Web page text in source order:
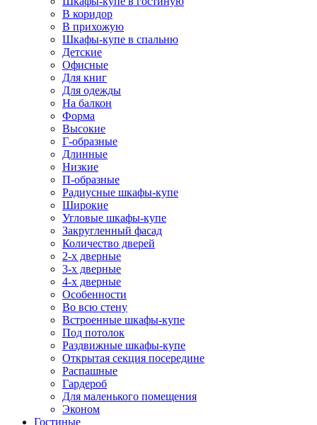
В коридор
В прихожую
Шкафы-купе в спальню
Детские
Офисные
Для книг
Для одежды
На балкон
Форма
Высокие
Г-образные
Длинные
Низкие
П-образные
Радиусные шкафы-купе
Широкие
Угловые шкафы-купе
Закругленный фасад
Количество дверей
2-х дверные
3-х дверные
4-х дверные
Особенности
Во всю стену
Встроенные шкафы-купе
Под потолок
Раздвижные шкафы-купе
Открытая секция посередине
Распашные
Гардероб
Для маленького помещения
Эконом
Гостиные